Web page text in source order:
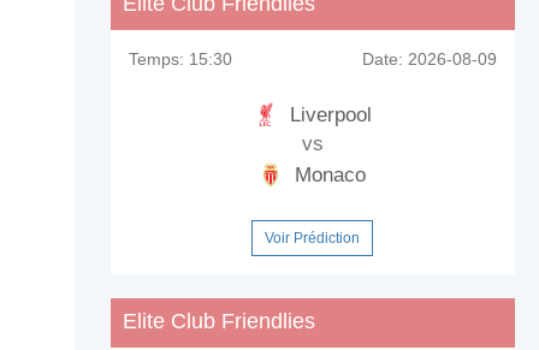
Temps: 15:30 Date: 2026-08-09
Liverpool
vs
Monaco
Voir Prédiction
Elite Club Friendlies